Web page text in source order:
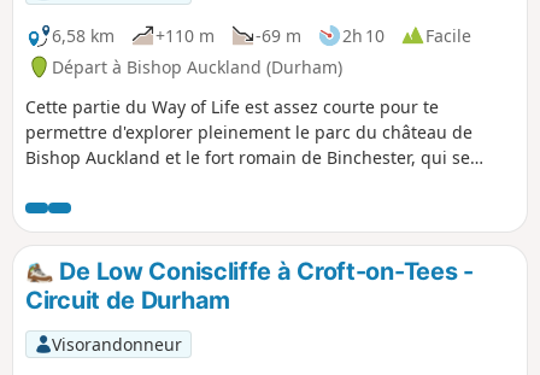
6,58 km
+110 m -69 m 2h 10
Facile
Départ à Bishop Auckland (Durham)
Cette partie du Way of Life est assez courte pour te
permettre d'explorer pleinement le parc du château de
Bishop Auckland et le fort romain de Binchester, qui se
De Low Coniscliffe à Croft-on-Tees -
Circuit de Durham
Visorandonneur